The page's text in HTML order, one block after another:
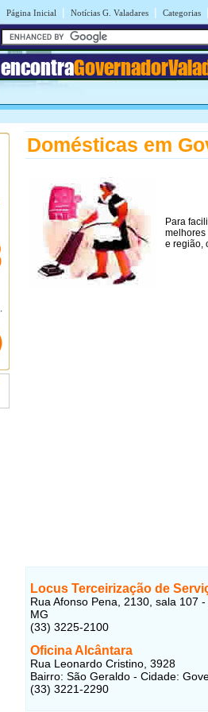
Página Inicial | Notícias G. Valadares | Categorias |
encontra
Domésticas em
Para
melhores
e região,
Locus Terceirização de
Rua Afonso Pena, 2130, sala 107
MG
(33) 3225-2100
Oficina Alcântara
Rua Leonardo Cristino, 3928
Bairro: São Geraldo - Cidade:
(33) 3221-2290